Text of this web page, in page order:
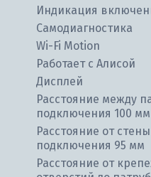
Самодиагностика
Wi-Fi Motion
Работает с Алисой
Дисплей
Расстояние между
подключения 100 мм
Расстояние от
подключения 95 мм
Расстояние от